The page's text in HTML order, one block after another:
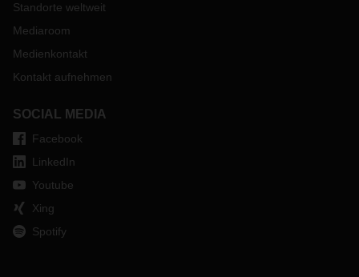
Standorte weltweit
Mediaroom
Medienkontakt
Kontakt aufnehmen
SOCIAL MEDIA
Facebook
LinkedIn
Youtube
Xing
Spotify